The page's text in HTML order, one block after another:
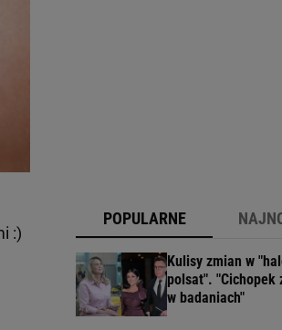
:)
POPULARNE
Kulisy zmian w
polsat". "Cichopek
w badaniach"